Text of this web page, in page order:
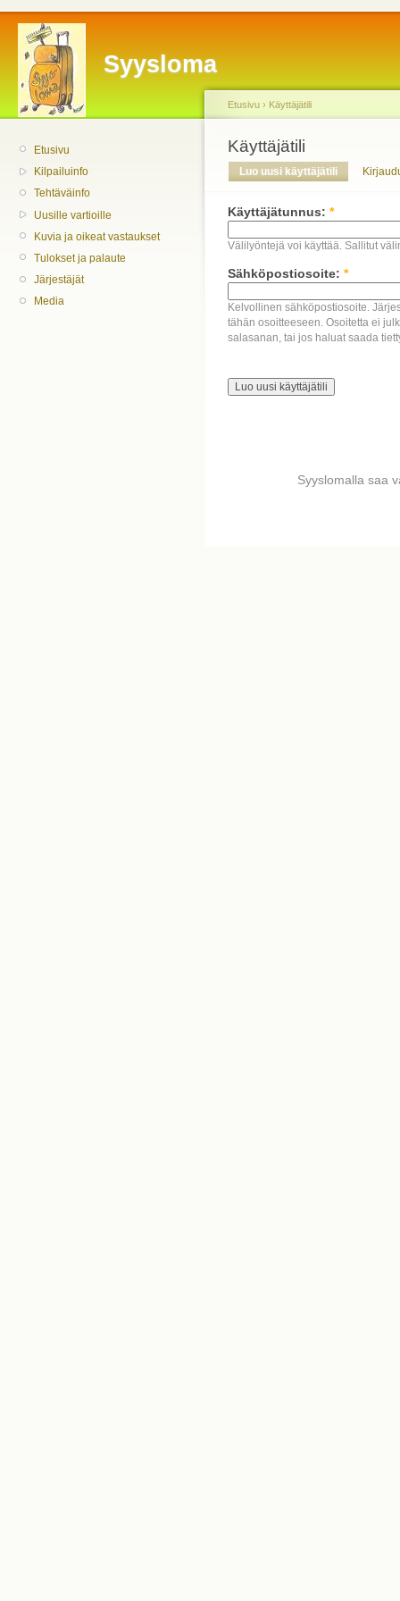
Syysloma
Etusivu
Kilpailuinfo
Tehtäväinfo
Uusille vartioille
Kuvia ja oikeat vastaukset
Tulokset ja palaute
Järjestäjät
Media
Etusivu › Käyttäjätili
Käyttäjätili
Luo uusi käyttäjätili
Käyttäjätunnus: *
Välilyöntejä voi käyttää. Sallitut
Sähköpostiosoite: *
Kelvollinen sähköpostiosoite.
tähän osoitteeseen. Osoitetta ei
salasanan, tai jos haluat saada
Syyslomalla saa